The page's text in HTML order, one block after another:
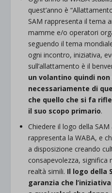
quest’anno è
SAM rappresenta il tema
mamme e/o operatori
seguendo il tema
ogni incontro, iniziativa,
sull’allattamento è il
un volantino quindi
necessariamente di
che quello che si fa
il suo scopo primario.
Chiedere il logo della
rappresenta la WABA, e
a disposizione creando
consapevolezza,
realtà simili. Il logo della
garanzia che